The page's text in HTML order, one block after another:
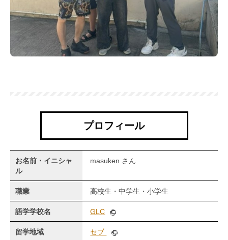
プロフィール
お名前・イニシャ
ル
masuken さん
職業 高校生・中学生・小学生
語学学校名 GLC
留学地域 セブ